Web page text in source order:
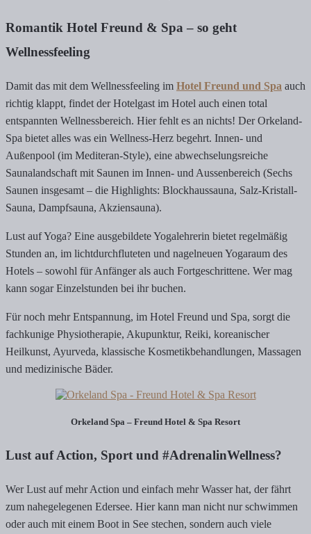
Romantik Hotel Freund & Spa – so geht
Wellnessfeeling
Damit das mit dem Wellnessfeeling im Hotel Freund und Spa auch
richtig klappt, findet der Hotelgast im Hotel auch einen total
entspannten Wellnessbereich. Hier fehlt es an nichts! Der Orkeland-
Spa bietet alles was ein Wellness-Herz begehrt. Innen- und
Außenpool (im Mediteran-Style), eine abwechselungsreiche
Saunalandschaft mit Saunen im Innen- und Aussenbereich (Sechs
Saunen insgesamt – die Highlights: Blockhaussauna, Salz-Kristall-
Sauna, Dampfsauna, Akziensauna).
Lust auf Yoga? Eine ausgebildete Yogalehrerin bietet regelmäßig
Stunden an, im lichtdurchfluteten und nagelneuen Yogaraum des
Hotels – sowohl für Anfänger als auch Fortgeschrittene. Wer mag
kann sogar Einzelstunden bei ihr buchen.
Für noch mehr Entspannung, im Hotel Freund und Spa, sorgt die
fachkunige Physiotherapie, Akupunktur, Reiki, koreanischer
Heilkunst, Ayurveda, klassische Kosmetikbehandlungen, Massagen
und medizinische Bäder.
Orkeland Spa – Freund Hotel & Spa Resort
Lust auf Action, Sport und #AdrenalinWellness?
Wer Lust auf mehr Action und einfach mehr Wasser hat, der fährt
zum nahegelegenen Edersee. Hier kann man nicht nur schwimmen
oder auch mit einem Boot in See stechen, sondern auch viele